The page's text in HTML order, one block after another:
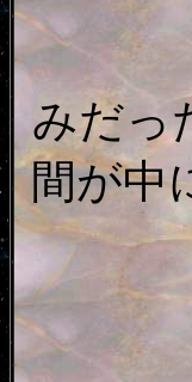
みだっ
間が中